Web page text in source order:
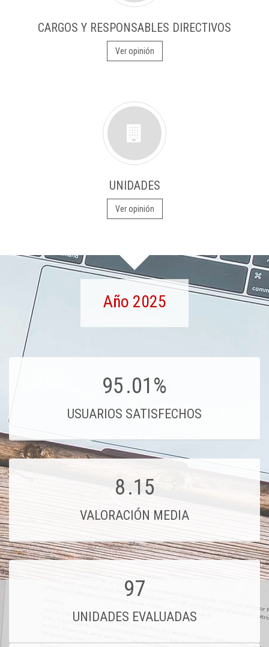
CARGOS Y RESPONSABLES DIRECTIVOS
Ver opinión
UNIDADES
Ver opinión
Año 2025
95.01%
USUARIOS SATISFECHOS
8.15
VALORACIÓN MEDIA
97
UNIDADES EVALUADAS